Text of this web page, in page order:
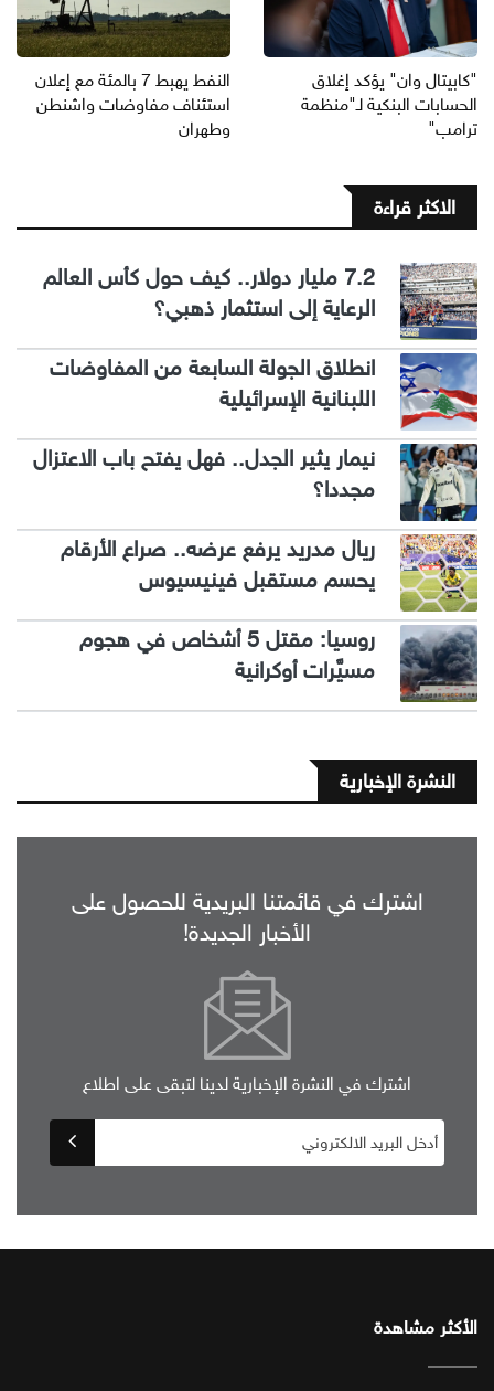
"كابيتال وان" يؤكد إغلاق
الحسابات البنكية لـ"منظمة
ترامب"
النفط يهبط 7 بالمئة مع إعلان
استئناف مفاوضات واشنطن
وطهران
الاكثر قراءة
7.2 مليار دولار.. كيف حول كأس العالم
الرعاية إلى استثمار ذهبي؟
انطلاق الجولة السابعة من المفاوضات
اللبنانية الإسرائيلية
نيمار يثير الجدل.. فهل يفتح باب الاعتزال
مجددا؟
ريال مدريد يرفع عرضه.. صراع الأرقام
يحسم مستقبل فينيسيوس
روسيا: مقتل 5 أشخاص في هجوم
مسيَّرات أوكرانية
النشرة الإخبارية
اشترك في قائمتنا البريدية للحصول على
الأخبار الجديدة!
اشترك في النشرة الإخبارية لدينا لتبقى على اطلاع
الأكثر مشاهدة